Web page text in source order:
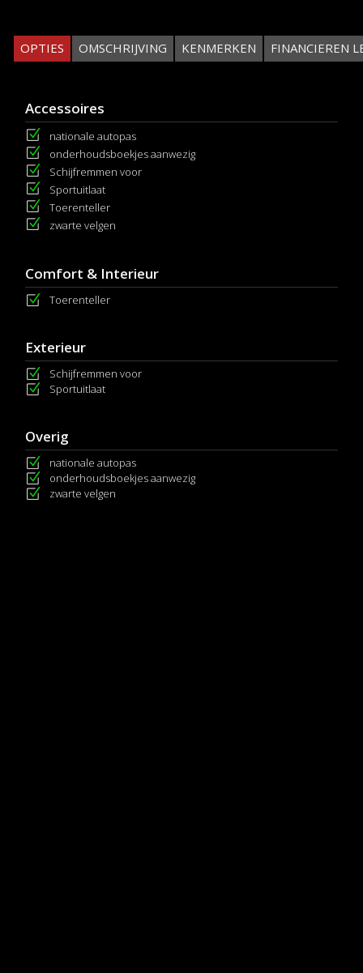
OPTIES OMSCHRIJVING KENMERKEN FINANCIEREN
Accessoires
nationale autopas
onderhoudsboekjes aanwezig
Schijfremmen voor
Sportuitlaat
Toerenteller
zwarte velgen
Comfort & Interieur
Toerenteller
Exterieur
Schijfremmen voor
Sportuitlaat
Overig
nationale autopas
onderhoudsboekjes aanwezig
zwarte velgen